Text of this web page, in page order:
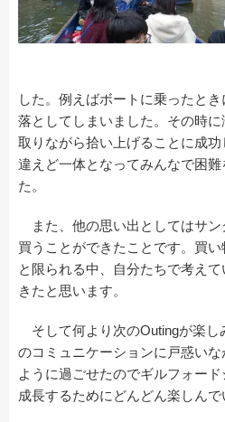
した。例えばボートに乗ったと
落としてしまいました。その時
取りながら拾い上げることに成
違えど一体となってみんなで困
た。
また、他の思い出としてはサン
買うことができたことです。買
と限られる中、自分たちで考え
きたと思います。
そして何より次のOutingが楽し
のコミュニケーションに戸惑い
ように過ごせたのでギルフォー
成長するためにどんどん楽しんで